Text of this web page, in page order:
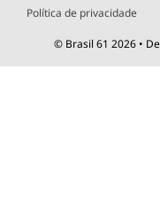
Política de privacidade
© Brasil 61 2026 •